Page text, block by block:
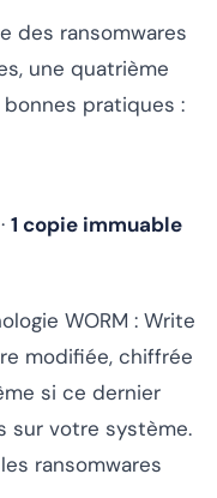
des ransomwares
une quatrième
pratiques :
1 copie immuable
WORM : Write
modifiée, chiffrée
si ce dernier
sur votre système.
ransomwares